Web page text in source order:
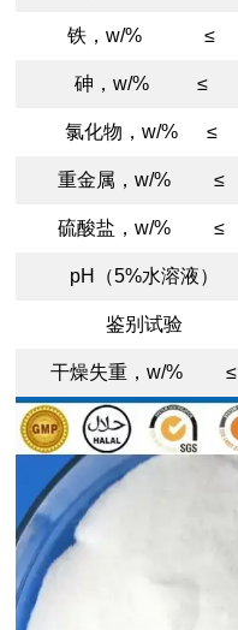
铁，w/% ≤
砷，w/% ≤
氯化物，w/% ≤
重金属，w/% ≤
硫酸盐，w/% ≤
pH（5%水溶液）
鉴别试验
干燥失重，w/% ≤